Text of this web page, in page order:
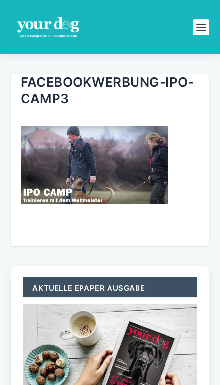
FACEBOOKWERBUNG-IPO-
CAMP3
AKTUELLE EPAPER AUSGABE